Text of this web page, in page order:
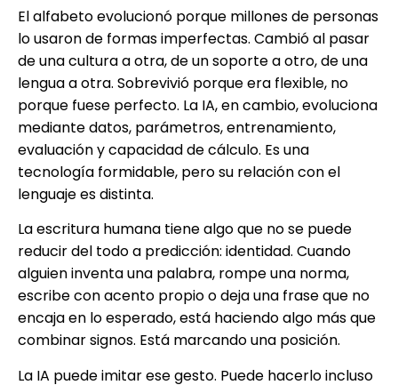
El alfabeto evolucionó porque millones de personas
lo usaron de formas imperfectas. Cambió al pasar
de una cultura a otra, de un soporte a otro, de una
lengua a otra. Sobrevivió porque era flexible, no
porque fuese perfecto. La IA, en cambio, evoluciona
mediante datos, parámetros, entrenamiento,
evaluación y capacidad de cálculo. Es una
tecnología formidable, pero su relación con el
lenguaje es distinta.
La escritura humana tiene algo que no se puede
reducir del todo a predicción: identidad. Cuando
alguien inventa una palabra, rompe una norma,
escribe con acento propio o deja una frase que no
encaja en lo esperado, está haciendo algo más que
combinar signos. Está marcando una posición.
La IA puede imitar ese gesto. Puede hacerlo incluso